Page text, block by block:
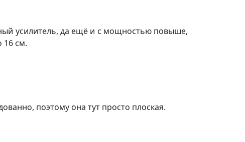
усилитель, да ещё и с мощностью повыше,
16 см.
поэтому она тут просто плоская.